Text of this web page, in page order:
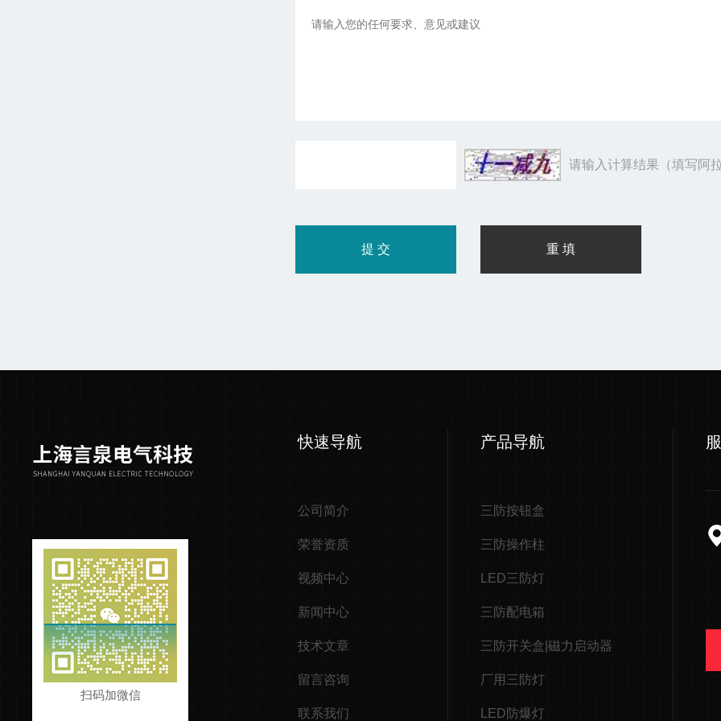
请输入计算结果（填写阿
扫码加微信
快速导航
公司简介
荣誉资质
视频中心
新闻中心
技术文章
留言咨询
联系我们
产品导航
三防按钮盒
三防操作柱
LED三防灯
三防配电箱
三防开关盒|磁力启动器
厂用三防灯
LED防爆灯